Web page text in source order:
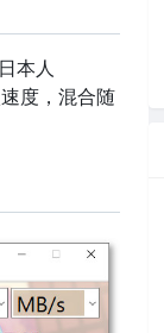
本人
度，混合随